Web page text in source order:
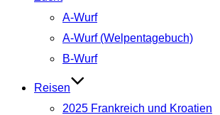
A-Wurf
A-Wurf (Welpentagebuch)
B-Wurf
Reisen
2025 Frankreich und Kroatien